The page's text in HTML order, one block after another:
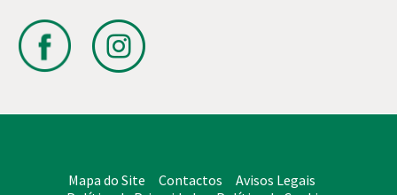
Mapa do Site Contactos
Avisos Legais